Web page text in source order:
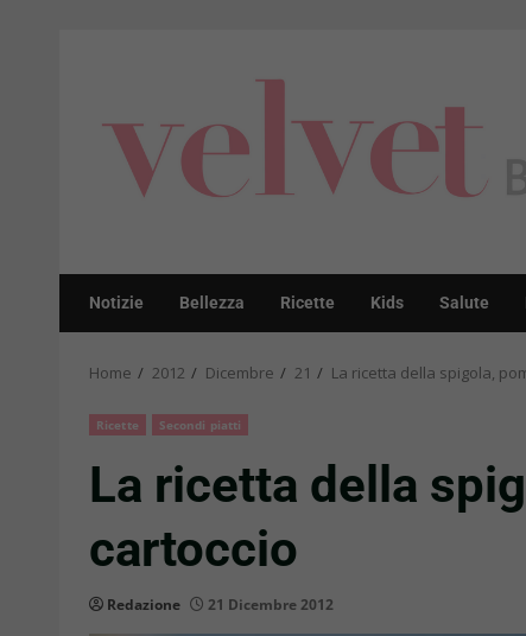
Notizie Bellezza Ricette Kids Salute
Home 2012 Dicembre 21 La ricetta della spigola,
Ricette Secondi piatti
La ricetta della
cartoccio
Redazione 21 Dicembre 2012